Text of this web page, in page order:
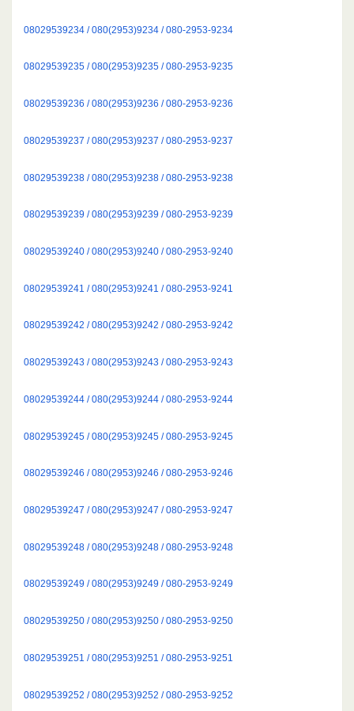
08029539234 / 080(2953)9234 / 080-2953-9234
08029539235 / 080(2953)9235 / 080-2953-9235
08029539236 / 080(2953)9236 / 080-2953-9236
08029539237 / 080(2953)9237 / 080-2953-9237
08029539238 / 080(2953)9238 / 080-2953-9238
08029539239 / 080(2953)9239 / 080-2953-9239
08029539240 / 080(2953)9240 / 080-2953-9240
08029539241 / 080(2953)9241 / 080-2953-9241
08029539242 / 080(2953)9242 / 080-2953-9242
08029539243 / 080(2953)9243 / 080-2953-9243
08029539244 / 080(2953)9244 / 080-2953-9244
08029539245 / 080(2953)9245 / 080-2953-9245
08029539246 / 080(2953)9246 / 080-2953-9246
08029539247 / 080(2953)9247 / 080-2953-9247
08029539248 / 080(2953)9248 / 080-2953-9248
08029539249 / 080(2953)9249 / 080-2953-9249
08029539250 / 080(2953)9250 / 080-2953-9250
08029539251 / 080(2953)9251 / 080-2953-9251
08029539252 / 080(2953)9252 / 080-2953-9252